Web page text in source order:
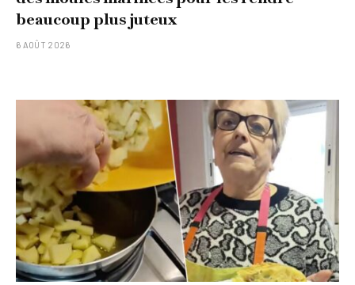
beaucoup plus juteux
6 AOÛT 2026